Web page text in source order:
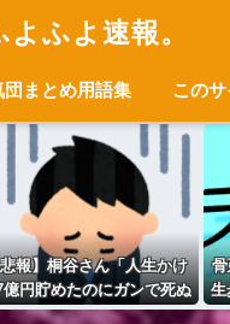
よふよ速報。
団まとめ用語集 この
報】桐谷さん「人生かけ
億円貯めたのにガンで死ぬ
。もっと素直に遊べばよ
生